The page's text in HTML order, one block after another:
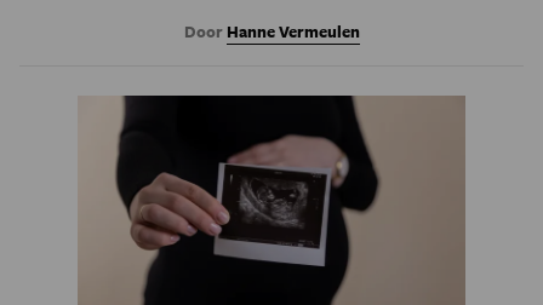
Door Hanne Vermeulen